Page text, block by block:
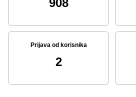
908
Prijava od korisnika
2